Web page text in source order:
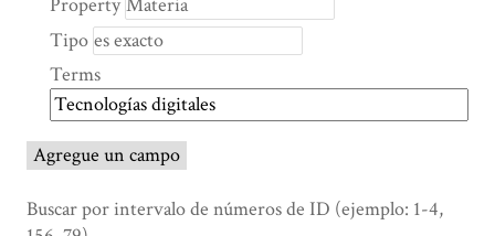
rows
"Reducir
por
campo
específico":
1
Property
Tipo
Terms
Agregue un campo
Buscar por intervalo de números de ID (ejemplo: 1-4,